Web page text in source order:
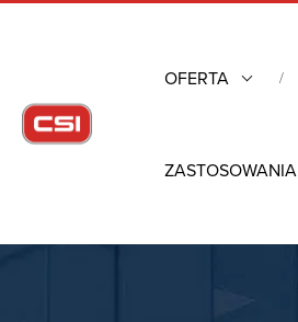
OFERTA
ZASTOSOWANIA